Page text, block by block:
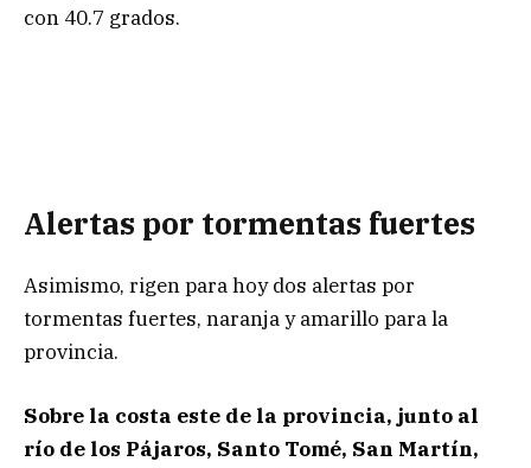
con 40.7 grados.
Alertas por tormentas fuertes
Asimismo, rigen para hoy dos alertas por
tormentas fuertes, naranja y amarillo para la
provincia.
Sobre la costa este de la provincia, junto al
río de los Pájaros, Santo Tomé, San Martín,